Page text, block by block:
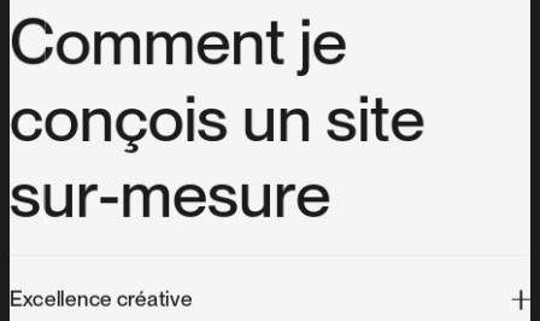
Comment je
conçois un site
sur-mesure
Excellence créative
Site restaurant
Freelance web développeur